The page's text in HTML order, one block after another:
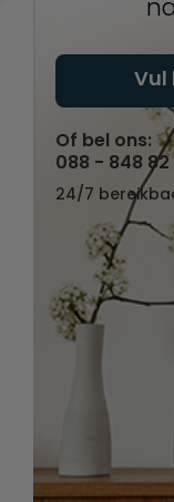
Vul
Of bel ons:
088 - 848 82
24/7